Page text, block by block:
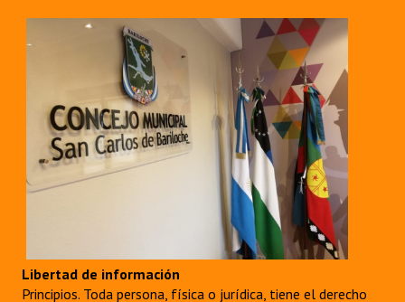
Libertad de información
Principios. Toda persona, física o jurídica, tiene el derecho